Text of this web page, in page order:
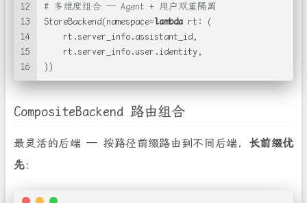
12
13
14
15
16
# 多维度组合 — Agent + 用户双重隔离
StoreBackend(namespace=lambda rt: (
    rt.server_info.assistant_id,
    rt.server_info.user.identity,
))
CompositeBackend 路由组合
最灵活的后端 — 按路径前缀路由到不同后端， 长前缀优
先：